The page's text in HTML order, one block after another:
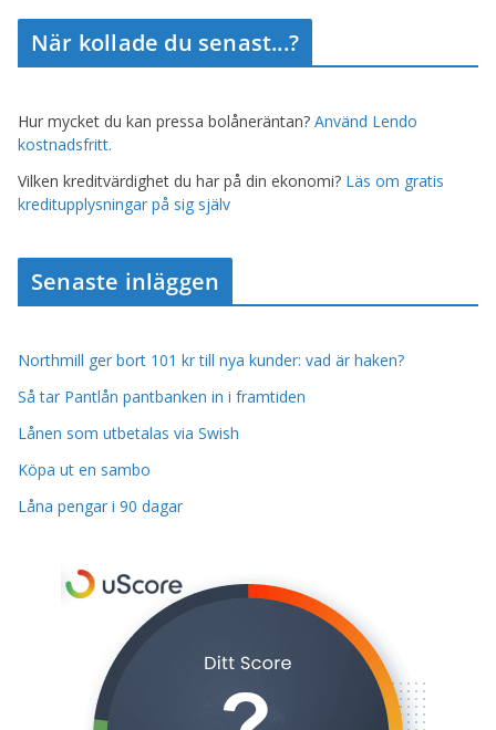
När kollade du senast...?
Hur mycket du kan pressa bolåneräntan? Använd Lendo
kostnadsfritt.
Vilken kreditvärdighet du har på din ekonomi? Läs om gratis
kreditupplysningar på sig själv
Senaste inläggen
Northmill ger bort 101 kr till nya kunder: vad är haken?
Så tar Pantlån pantbanken in i framtiden
Lånen som utbetalas via Swish
Köpa ut en sambo
Låna pengar i 90 dagar